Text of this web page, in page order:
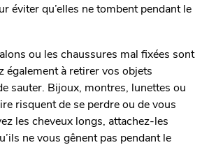
éviter qu’elles ne tombent pendant le
ou les chaussures mal fixées sont
également à retirer vos objets
sauter. Bijoux, montres, lunettes ou
risquent de se perdre ou de vous
les cheveux longs, attachez-les
ne vous gênent pas pendant le